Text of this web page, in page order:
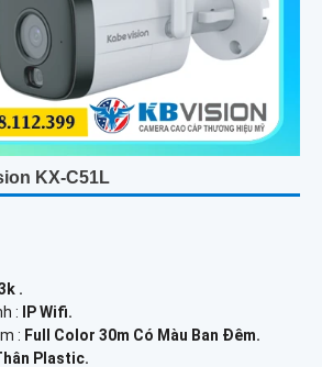
KX-C51L
.
:
IP Wifi.
: Full Color 30m Có Màu Ban Ðêm.
Plastic.